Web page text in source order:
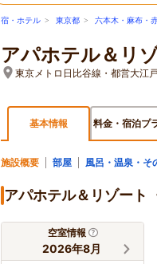
宿・ホテル > 東京都 > 六本木・麻布・
アパホテル＆リ
東京メトロ日比谷線・都営大江
基本情報 料金・宿泊プ
施設概要 部屋 風呂・温泉・そ
アパホテル＆リゾート
空室情報
2026年8月